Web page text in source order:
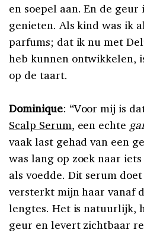
en soepel aan. En de geur
genieten. Als kind was ik
parfums; dat ik nu met
heb kunnen ontwikkelen,
op de taart.
Dominique: “Voor mij is
Scalp Serum, een echte
vaak last gehad van een
was lang op zoek naar
als voedde. Dit serum
versterkt mijn haar vanaf
lengtes. Het is natuurlijk,
geur en levert zichtbaar